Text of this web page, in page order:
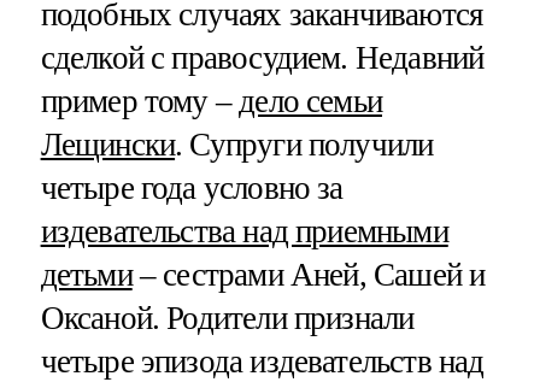
подобных случаях заканчиваются
сделкой с правосудием. Недавний
пример тому –дело семьи
Лещински. Супруги получили
четыре года условно за
издевательства над приемными
детьми– сестрами Аней, Сашей и
Оксаной. Родители признали
четыре эпизода издевательств над